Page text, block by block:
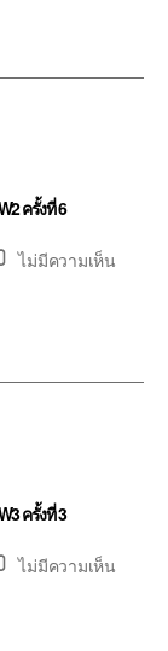
ครั้งที่ 6
ไม่มีความเห็น
ครั้งที่ 3
ไม่มีความเห็น